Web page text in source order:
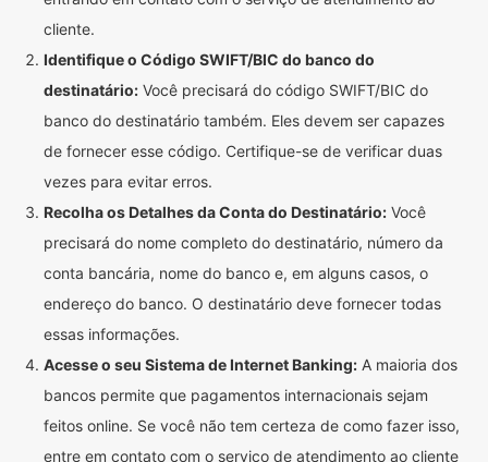
cliente.
Identifique o Código SWIFT/BIC do banco do
destinatário: Você precisará do código SWIFT/BIC do
banco do destinatário também. Eles devem ser capazes
de fornecer esse código. Certifique-se de verificar duas
vezes para evitar erros.
Recolha os Detalhes da Conta do Destinatário: Você
precisará do nome completo do destinatário, número da
conta bancária, nome do banco e, em alguns casos, o
endereço do banco. O destinatário deve fornecer todas
essas informações.
Acesse o seu Sistema de Internet Banking: A maioria dos
bancos permite que pagamentos internacionais sejam
feitos online. Se você não tem certeza de como fazer isso,
entre em contato com o serviço de atendimento ao cliente